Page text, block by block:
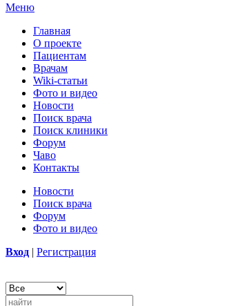
Меню
Главная
О проекте
Пациентам
Врачам
Wiki-статьи
Фото и видео
Новости
Поиск врача
Поиск клиники
Форум
Чаво
Контакты
Новости
Поиск врача
Форум
Фото и видео
Вход | Регистрация